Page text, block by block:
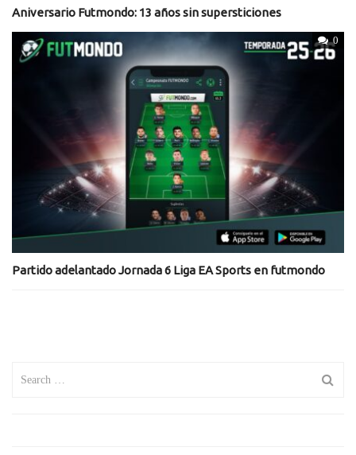
Aniversario Futmondo: 13 años sin supersticiones
0
Partido adelantado Jornada 6 Liga EA Sports en futmondo